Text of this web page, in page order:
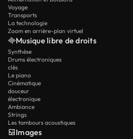
Voyage
Transports
La technologie
Zoom en arrière-plan virtuel
Musique libre de droits
Synthèse
Drums électroniques
clés
Le piano
Cinématique
douceur
électronique
Ambiance
Strings
Les tambours acoustiques
Images